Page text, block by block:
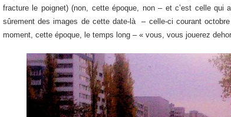
fracture le poignet) (non, cette époque, non – et c’est celle
sûrement des images de cette date-là – celle-ci courant
moment, cette époque, le temps long – « vous, vous jouerez